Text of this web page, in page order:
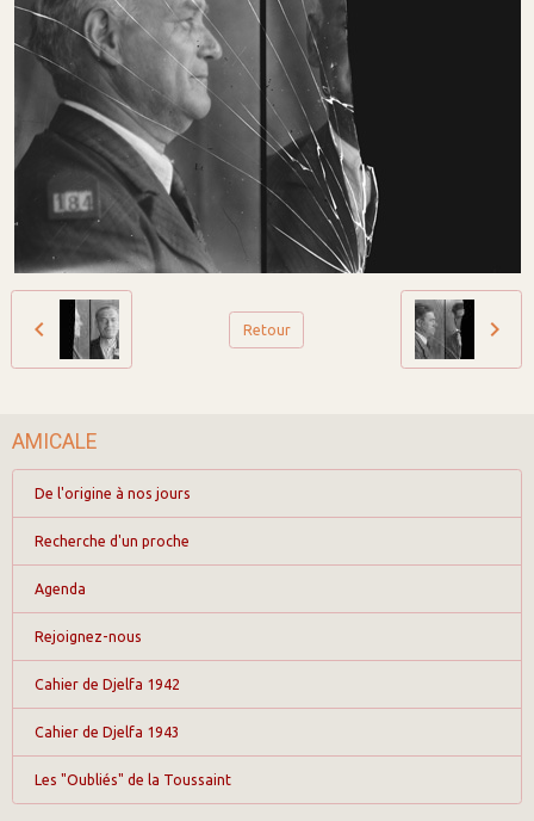
Retour
AMICALE
De l'origine à nos jours
Recherche d'un proche
Agenda
Rejoignez-nous
Cahier de Djelfa 1942
Cahier de Djelfa 1943
Les "Oubliés" de la Toussaint